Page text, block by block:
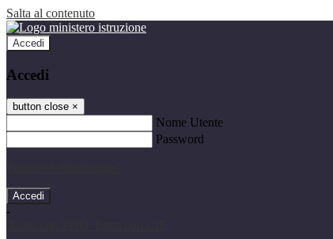
Salta al contenuto
Accedi
Accedi
button close ×
Nome Utente
Password
-